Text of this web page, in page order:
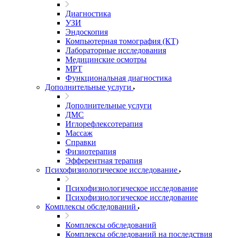
Диагностика
УЗИ
Эндоскопия
Компьютерная томография (КТ)
Лабораторные исследования
Медицинские осмотры
МРТ
Функциональная диагностика
Дополнительные услуги
Дополнительные услуги
ДМС
Иглорефлексотерапия
Массаж
Справки
Физиотерапия
Эфферентная терапия
Психофизиологическое исследование
Психофизиологическое исследование
Психофизиологическое исследование
Комплексы обследований
Комплексы обследований
Комплексы обследований на последствия